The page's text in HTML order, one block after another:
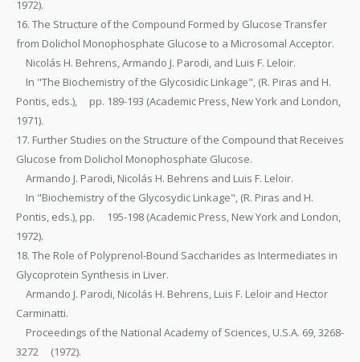
1972).
16. The Structure of the Compound Formed by Glucose Transfer
from Dolichol Monophosphate Glucose to a Microsomal Acceptor.
Nicolás H. Behrens, Armando J. Parodi, and Luis F. Leloir.
In "The Biochemistry of the Glycosidic Linkage", (R. Piras and H.
Pontis, eds.), pp. 189-193 (Academic Press, New York and London,
1971).
17. Further Studies on the Structure of the Compound that Receives
Glucose from Dolichol Monophosphate Glucose.
Armando J. Parodi, Nicolás H. Behrens and Luis F. Leloir.
In "Biochemistry of the Glycosydic Linkage", (R. Piras and H.
Pontis, eds.), pp. 195-198 (Academic Press, New York and London,
1972).
18. The Role of Polyprenol-Bound Saccharides as Intermediates in
Glycoprotein Synthesis in Liver.
Armando J. Parodi, Nicolás H. Behrens, Luis F. Leloir and Hector
Carminatti.
Proceedings of the National Academy of Sciences, U.S.A. 69, 3268-
3272 (1972).